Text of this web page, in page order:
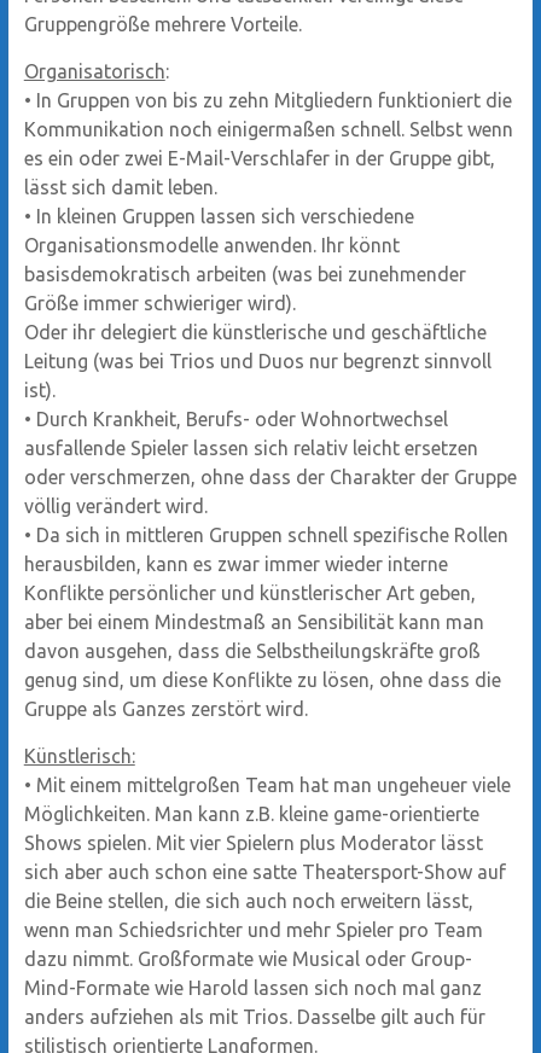
Gruppengröße mehrere Vorteile.
Organisatorisch:
• In Gruppen von bis zu zehn Mitgliedern funktioniert die
Kommunikation noch einigermaßen schnell. Selbst wenn
es ein oder zwei E-Mail-Verschlafer in der Gruppe gibt,
lässt sich damit leben.
• In kleinen Gruppen lassen sich verschiedene
Organisationsmodelle anwenden. Ihr könnt
basisdemokratisch arbeiten (was bei zunehmender
Größe immer schwieriger wird).
Oder ihr delegiert die künstlerische und geschäftliche
Leitung (was bei Trios und Duos nur begrenzt sinnvoll
ist).
• Durch Krankheit, Berufs- oder Wohnortwechsel
ausfallende Spieler lassen sich relativ leicht ersetzen
oder verschmerzen, ohne dass der Charakter der Gruppe
völlig verändert wird.
• Da sich in mittleren Gruppen schnell spezifische Rollen
herausbilden, kann es zwar immer wieder interne
Konflikte persönlicher und künstlerischer Art geben,
aber bei einem Mindestmaß an Sensibilität kann man
davon ausgehen, dass die Selbstheilungskräfte groß
genug sind, um diese Konflikte zu lösen, ohne dass die
Gruppe als Ganzes zerstört wird.
Künstlerisch:
• Mit einem mittelgroßen Team hat man ungeheuer viele
Möglichkeiten. Man kann z.B. kleine game-orientierte
Shows spielen. Mit vier Spielern plus Moderator lässt
sich aber auch schon eine satte Theatersport-Show auf
die Beine stellen, die sich auch noch erweitern lässt,
wenn man Schiedsrichter und mehr Spieler pro Team
dazu nimmt. Großformate wie Musical oder Group-
Mind-Formate wie Harold lassen sich noch mal ganz
anders aufziehen als mit Trios. Dasselbe gilt auch für
stilistisch orientierte Langformen.